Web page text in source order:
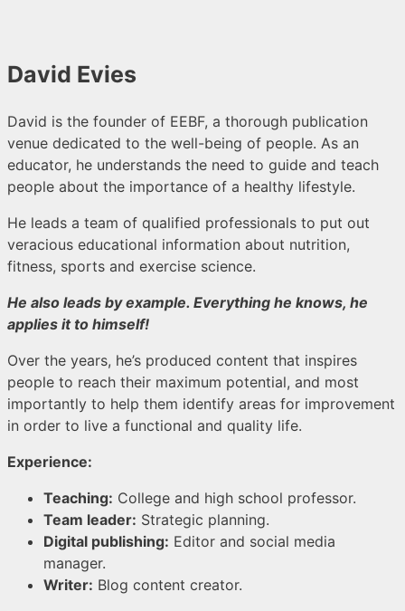
David Evies
David is the founder of EEBF, a thorough publication
venue dedicated to the well-being of people. As an
educator, he understands the need to guide and teach
people about the importance of a healthy lifestyle.
He leads a team of qualified professionals to put out
veracious educational information about nutrition,
fitness, sports and exercise science.
He also leads by example. Everything he knows, he
applies it to himself!
Over the years, he’s produced content that inspires
people to reach their maximum potential, and most
importantly to help them identify areas for improvement
in order to live a functional and quality life.
Experience:
Teaching: College and high school professor.
Team leader: Strategic planning.
Digital publishing: Editor and social media
manager.
Writer: Blog content creator.